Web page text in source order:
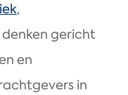
,
denken gericht
en
in